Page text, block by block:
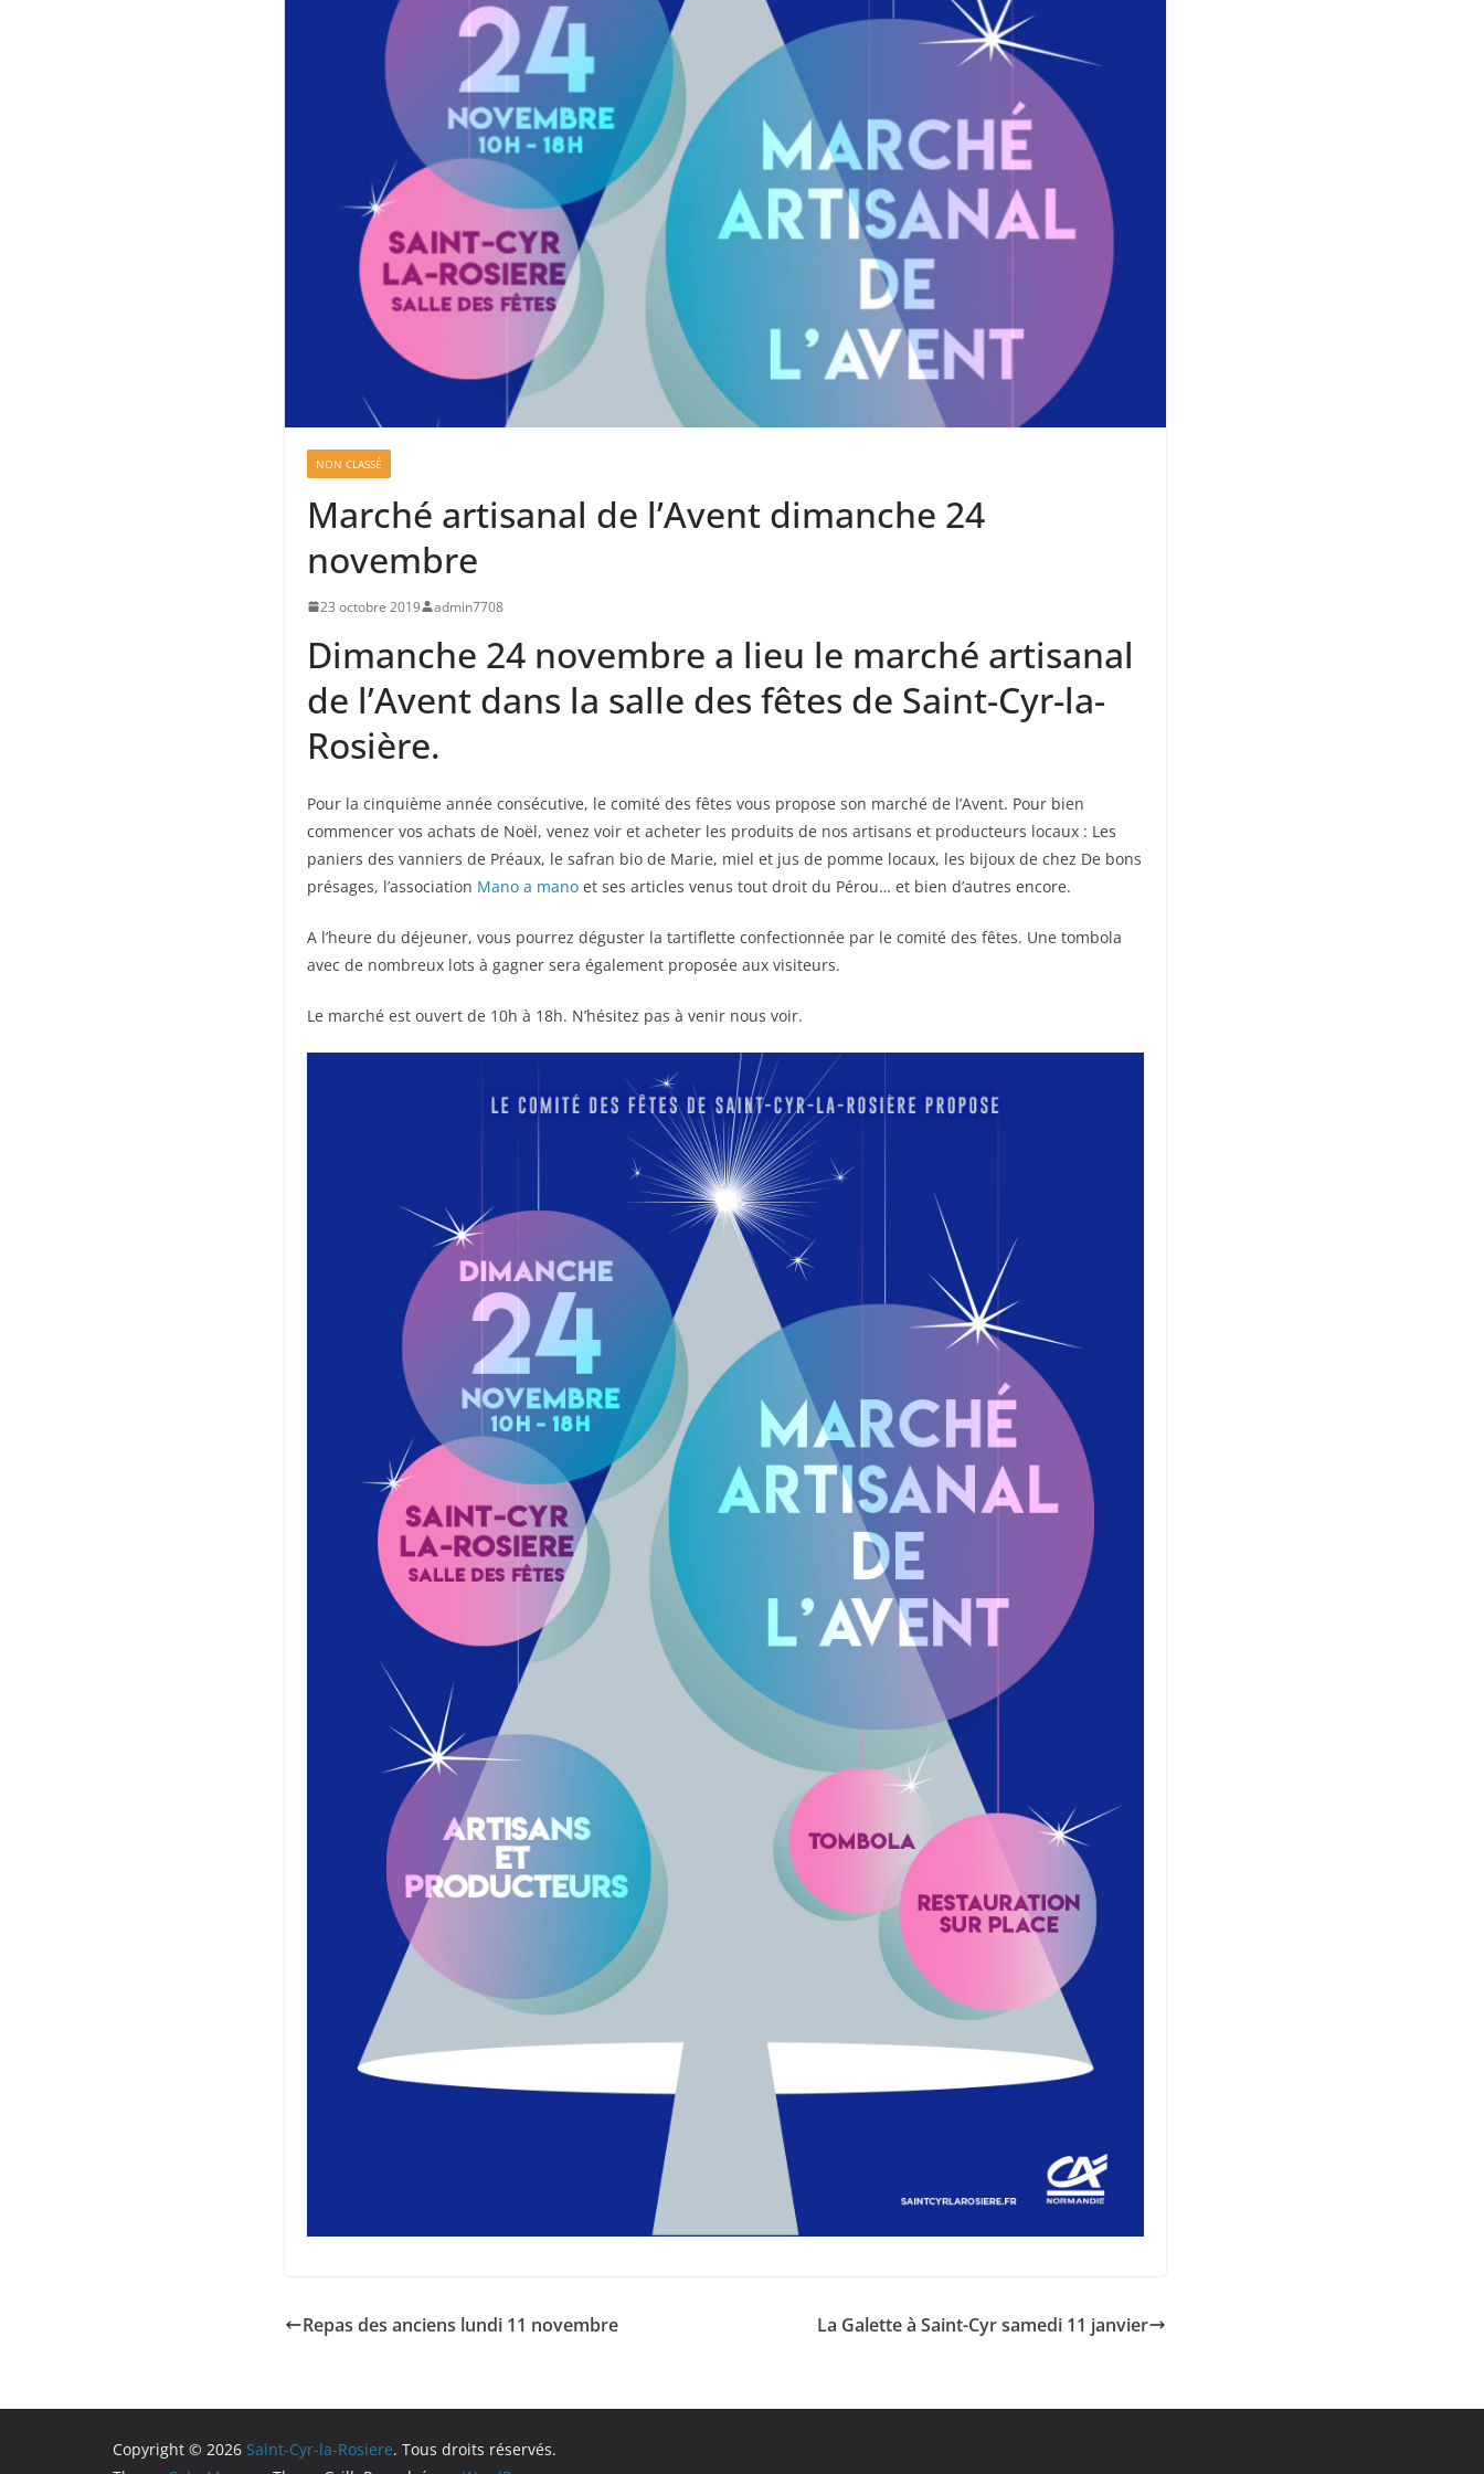
NON CLASSÉ
Marché artisanal de l’Avent dimanche 24
novembre
23 octobre 2019 admin7708
Dimanche 24 novembre a lieu le marché artisanal
de l’Avent dans la salle des fêtes de Saint-Cyr-la-
Rosière.
Pour la cinquième année consécutive, le comité des fêtes vous propose son marché de l’Avent. Pour bien
commencer vos achats de Noël, venez voir et acheter les produits de nos artisans et producteurs locaux : Les
paniers des vanniers de Préaux, le safran bio de Marie, miel et jus de pomme locaux, les bijoux de chez De bons
présages, l’association Mano a mano et ses articles venus tout droit du Pérou… et bien d’autres encore.
A l’heure du déjeuner, vous pourrez déguster la tartiflette confectionnée par le comité des fêtes. Une tombola
avec de nombreux lots à gagner sera également proposée aux visiteurs.
Le marché est ouvert de 10h à 18h. N’hésitez pas à venir nous voir.
Repas des anciens lundi 11 novembre La Galette à Saint-Cyr samedi 11 janvier
Copyright © 2026 Saint-Cyr-la-Rosiere. Tous droits réservés.